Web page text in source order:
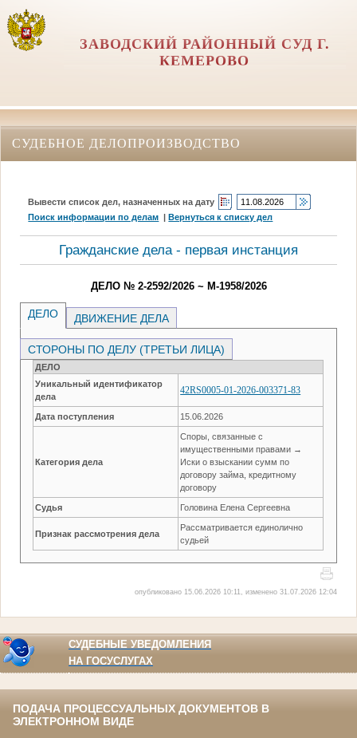
ЗАВОДСКИЙ РАЙОННЫЙ СУД Г.
КЕМЕРОВО
СУДЕБНОЕ ДЕЛОПРОИЗВОДСТВО
Вывести список дел, назначенных на дату
Поиск информации по делам |Вернуться к списку дел
Гражданские дела - первая инстанция
ДЕЛО № 2-2592/2026 ~ М-1958/2026
ДЕЛО ДВИЖЕНИЕ ДЕЛА
СТОРОНЫ ПО ДЕЛУ (ТРЕТЬИ ЛИЦА)
ДЕЛО
Уникальный идентификатор
дела
42RS0005-01-2026-003371-83
Дата поступления 15.06.2026
Категория дела
Споры, связанные с
имущественными правами →
Иски о взыскании сумм по
договору займа, кредитному
договору
Судья Головина Елена Сергеевна
Признак рассмотрения дела
Рассматривается единолично
судьей
опубликовано 15.06.2026 10:11, изменено 31.07.2026 12:04
СУДЕБНЫЕ УВЕДОМЛЕНИЯ
НА ГОСУСЛУГАХ
ПОДАЧА ПРОЦЕССУАЛЬНЫХ ДОКУМЕНТОВ В
ЭЛЕКТРОННОМ ВИДЕ